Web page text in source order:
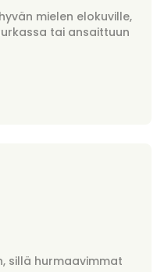
mielen elokuville,
tai ansaittuun
sillä hurmaavimmat